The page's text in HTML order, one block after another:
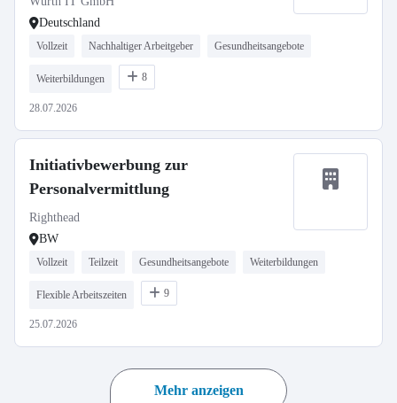
Deutschland
Vollzeit Nachhaltiger Arbeitgeber Gesundheitsangebote
Weiterbildungen 8
28.07.2026
Initiativbewerbung zur
Personalvermittlung
Righthead
BW
Vollzeit Teilzeit Gesundheitsangebote Weiterbildungen
Flexible Arbeitszeiten 9
25.07.2026
Mehr anzeigen